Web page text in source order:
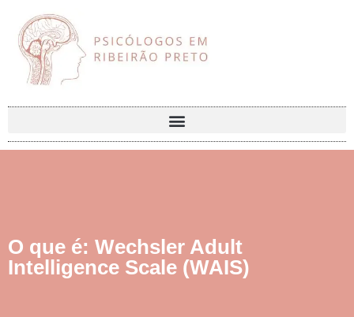
O que é: Wechsler Adult
Intelligence Scale (WAIS)